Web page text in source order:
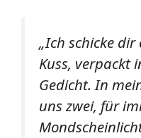
„Ich schicke
Kuss, verpackt
Gedicht. In
uns zwei, für